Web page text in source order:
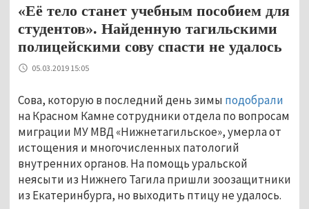
«Её тело станет учебным пособием для
студентов». Найденную тагильскими
полицейскими сову спасти не удалось
05.03.2019 15:05
Сова, которую в последний день зимы подобрали
на Красном Камне сотрудники отдела по вопросам
миграции МУ МВД «Нижнетагильское», умерла от
истощения и многочисленных патологий
внутренних органов. На помощь уральской
неясыти из Нижнего Тагила пришли зоозащитники
из Екатеринбурга, но выходить птицу не удалось.